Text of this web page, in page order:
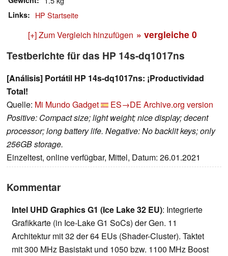
Links HP Startseite
[+] Zum Vergleich hinzufügen » vergleiche 0
Testberichte für das HP 14s-dq1017ns
[Análisis] Portátil HP 14s-dq1017ns: ¡Productividad
Total!
Quelle: Mi Mundo Gadget ES→DE Archive.org version
Positive: Compact size; light weight; nice display; decent
processor; long battery life. Negative: No backlit keys; only
256GB storage.
Einzeltest, online verfügbar, Mittel, Datum: 26.01.2021
Kommentar
Intel UHD Graphics G1 (Ice Lake 32 EU): Integrierte
Grafikkarte (in Ice-Lake G1 SoCs) der Gen. 11
Architektur mit 32 der 64 EUs (Shader-Cluster). Taktet
mit 300 MHz Basistakt und 1050 bzw. 1100 MHz Boost